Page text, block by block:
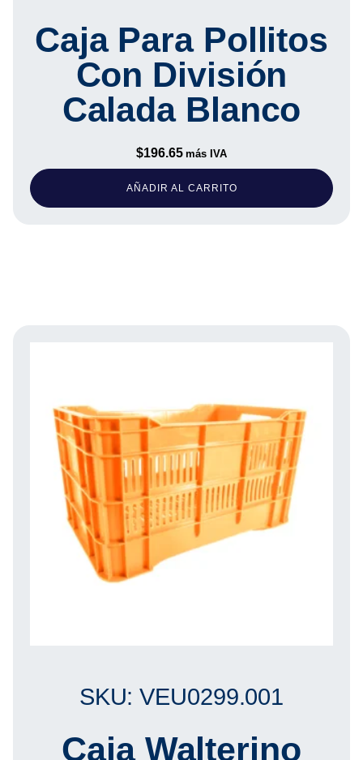
Caja Para Pollitos
Con División
Calada Blanco
$196.65 más IVA
AÑADIR AL CARRITO
SKU: VEU0299.001
Caja Walterino